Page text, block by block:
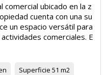
comercial ubicado en la z
cuenta con una su
un espacio versátil para
comerciales. E
Superficie 51 m2